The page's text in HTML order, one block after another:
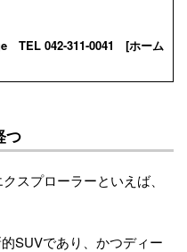
TEL 042-311-0041 [ホーム
つ
スプローラーといえば、
SUVであり、かつディー